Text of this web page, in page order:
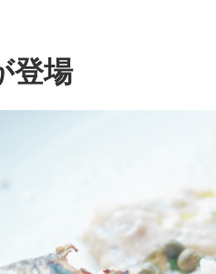
登場